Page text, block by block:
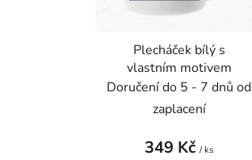
Plecháček bílý s
vlastním motivem
Doručení do 5 - 7 dnů od
zaplacení
349 Kč / ks